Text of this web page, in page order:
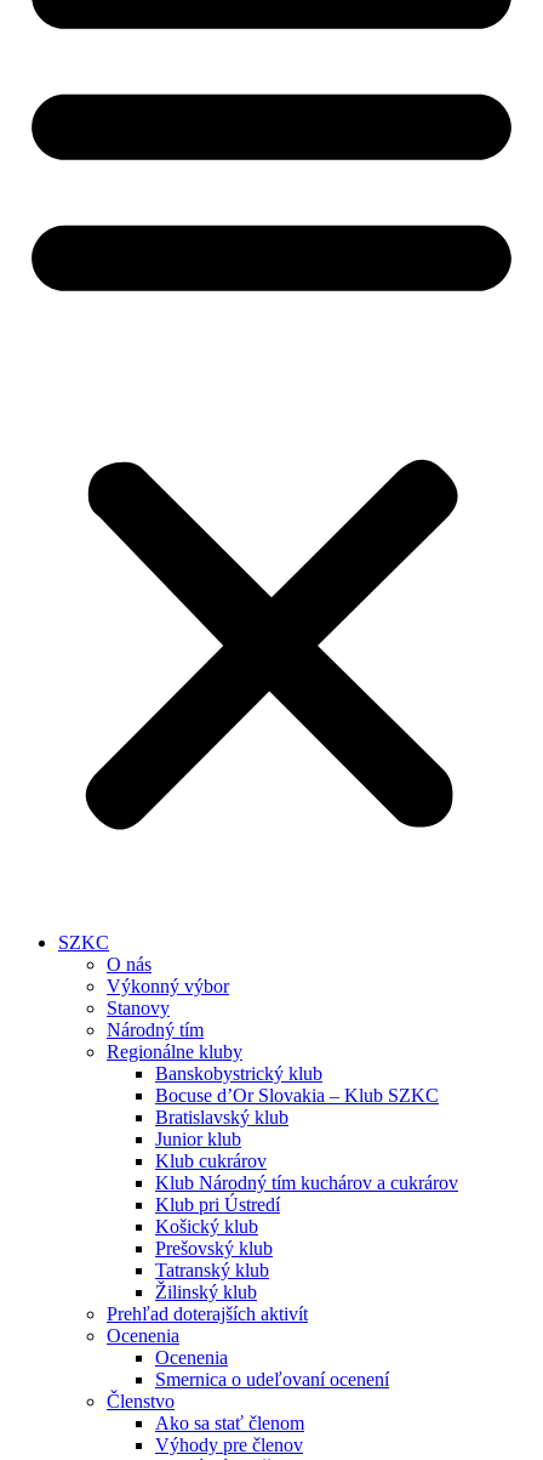
SZKC
O nás
Výkonný výbor
Stanovy
Národný tím
Regionálne kluby
Banskobystrický klub
Bocuse d’Or Slovakia – Klub SZKC
Bratislavský klub
Junior klub
Klub cukrárov
Klub Národný tím kuchárov a cukrárov
Klub pri Ústredí
Košický klub
Prešovský klub
Tatranský klub
Žilinský klub
Prehľad doterajších aktivít
Ocenenia
Ocenenia
Smernica o udeľovaní ocenení
Členstvo
Ako sa stať členom
Výhody pre členov